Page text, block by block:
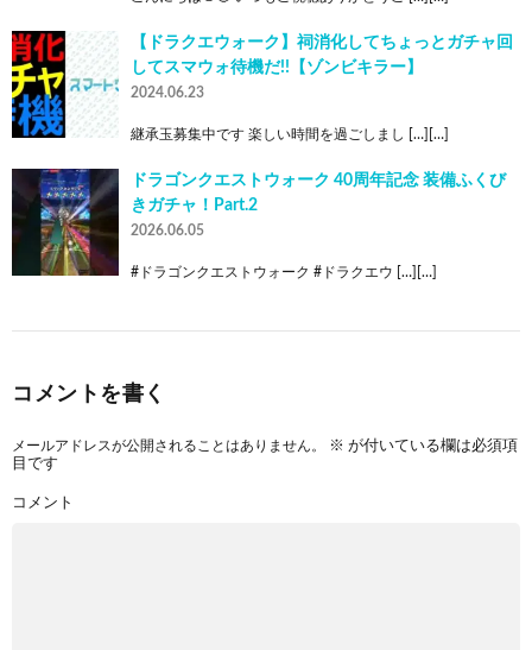
【ドラクエウォーク】祠消化してちょっとガチャ回
してスマウォ待機だ!!【ゾンビキラー】
2024.06.23
継承玉募集中です 楽しい時間を過ごしまし […][…]
ドラゴンクエストウォーク 40周年記念 装備ふくび
きガチャ！Part.2
2026.06.05
#ドラゴンクエストウォーク #ドラクエウ […][…]
コメントを書く
メールアドレスが公開されることはありません。 ※ が付いている欄は必須項
目です
コメント